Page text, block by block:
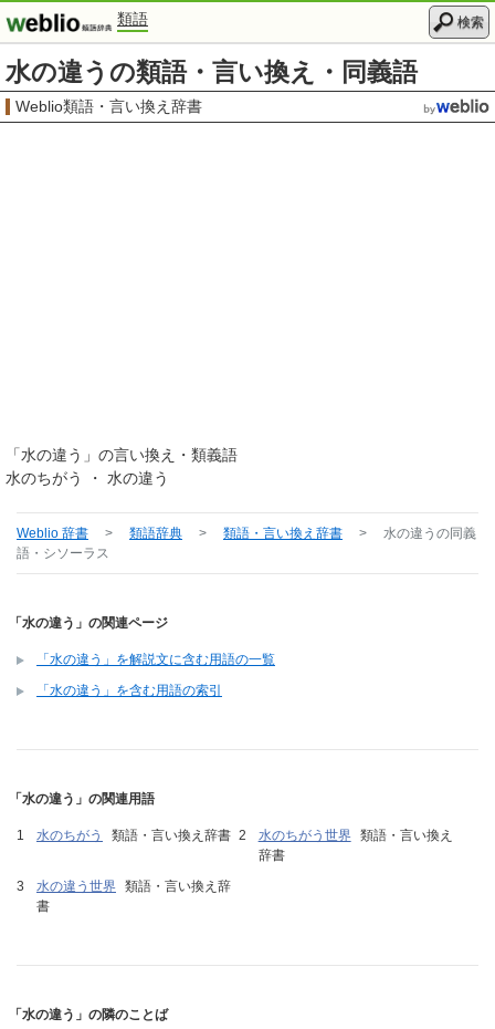
類語 検索
水の違うの類語・言い換え・同義語
Weblio類語・言い換え辞書
「水の違う 」の言い換え・類義語
水のちがう ・ 水の違う
Weblio 辞書 > 類語辞典 > 類語・言い換え辞書 > 水の違う の同義
語・シソーラス
「水の違う」の関連ページ
「水の違う」を解説文に含む用語の一覧
「水の違う」を含む用語の索引
「水の違う」の関連用語
水のちがう 類語・言い換え辞書 水のちがう世界 類語・言い換え
辞書
水の違う世界 類語・言い換え辞
書
「水の違う」の隣のことば